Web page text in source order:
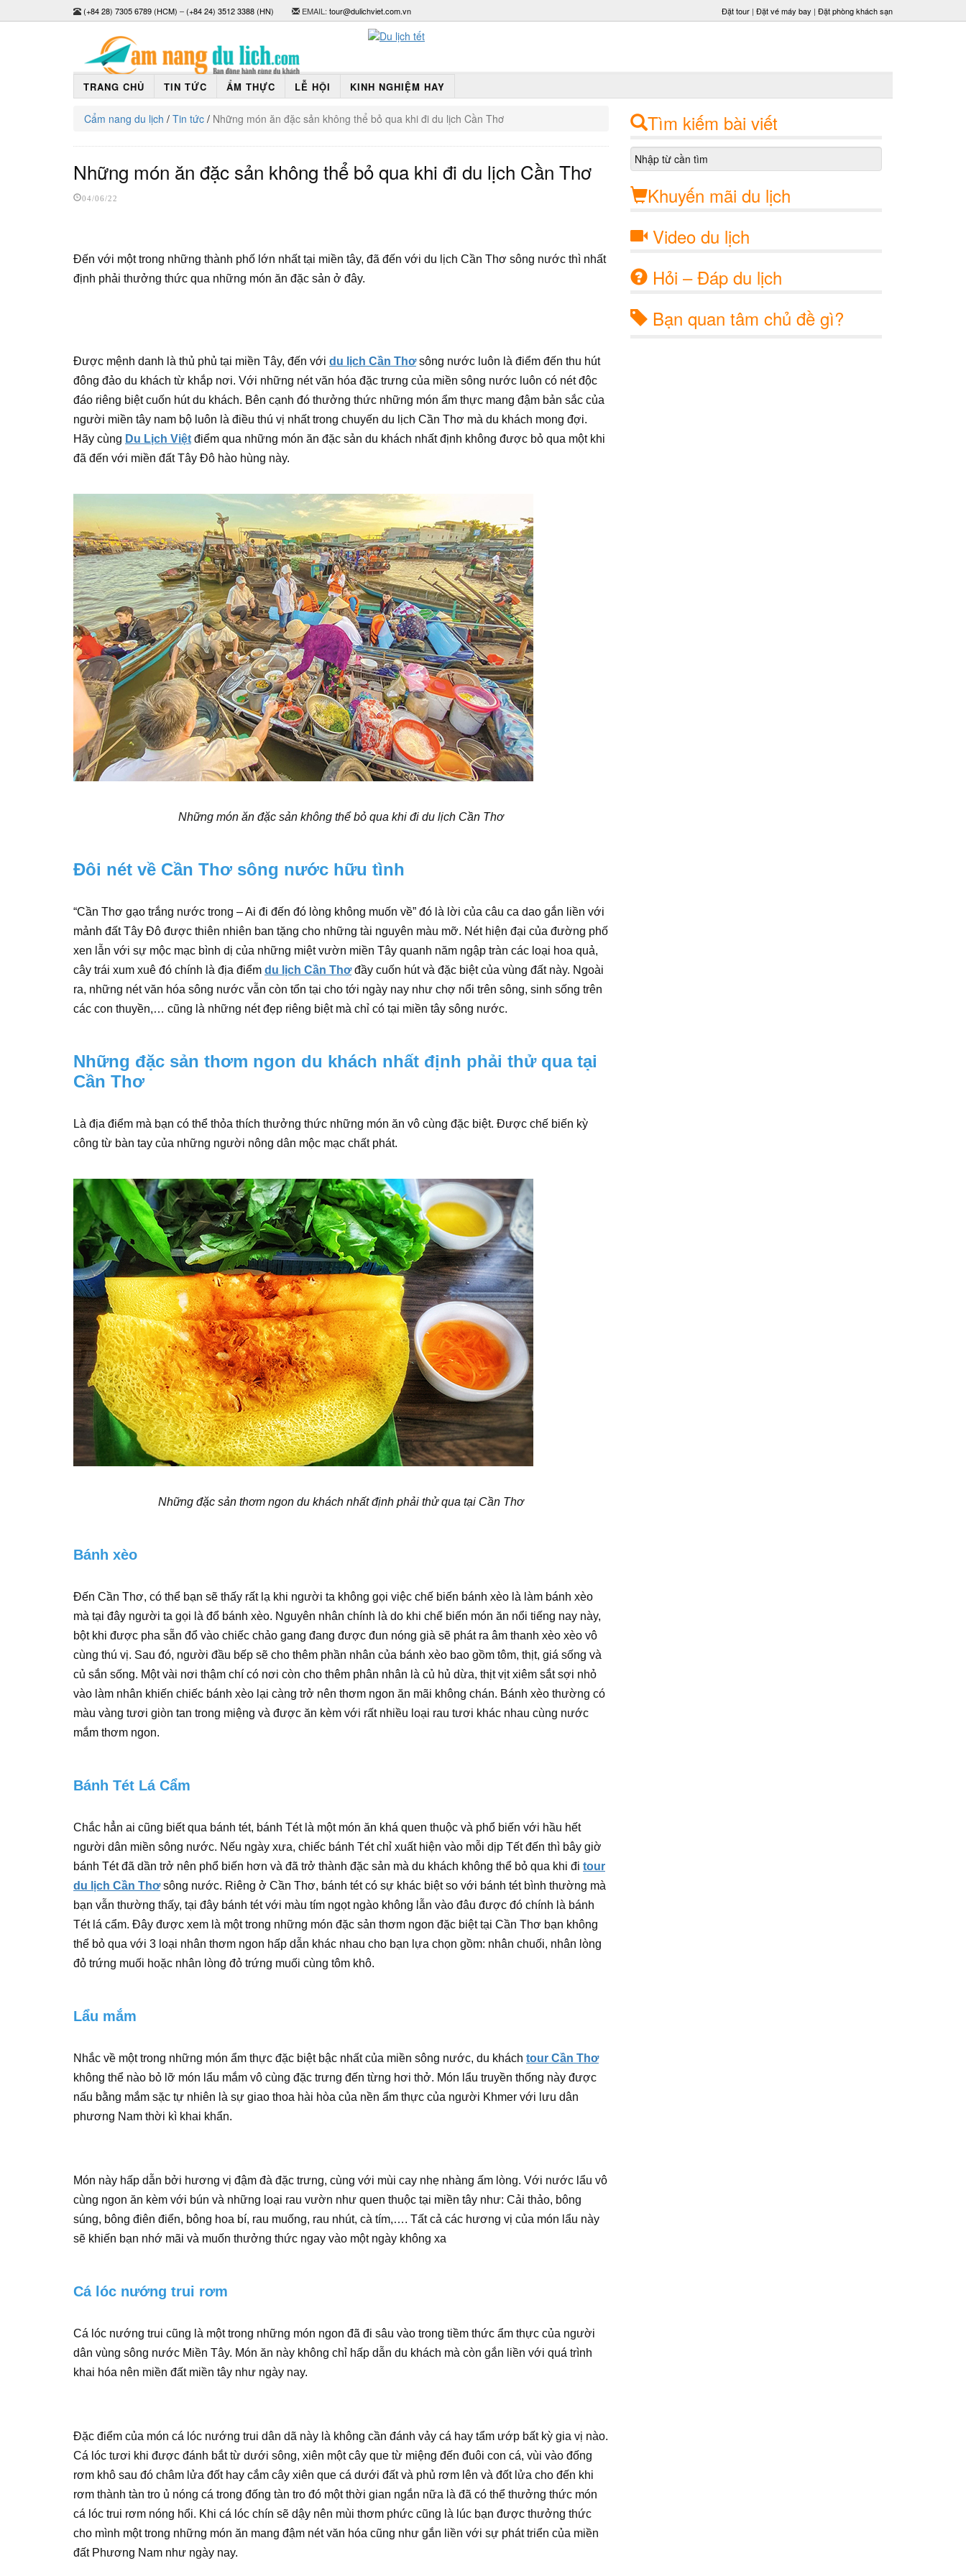
(+84 28) 7305 6789 (HCM) –(+84 24) 3512 3388 (HN) EMAIL: tour@dulichviet.com.vn Đặt tour | Đặt vé máy bay | Đặt phòng khách sạn
TRANG CHỦ TIN TỨC ẨM THỰC LỄ HỘI KINH NGHIỆM HAY
Cẩm nang du lịch / Tin tức / Những món ăn đặc sản không thể bỏ qua khi đi du lịch Cần Thơ
Những món ăn đặc sản không thể bỏ qua khi đi du lịch Cần Thơ
04/06/22
Đến với một trong những thành phố lớn nhất tại miền tây, đã đến với du lịch Cần Thơ sông nước thì nhất
định phải thưởng thức qua những món ăn đặc sản ở đây.
Được mệnh danh là thủ phủ tại miền Tây, đến với du lịch Cần Thơsông nước luôn là điểm đến thu hút
đông đảo du khách từ khắp nơi. Với những nét văn hóa đặc trưng của miền sông nước luôn có nét độc
đáo riêng biệt cuốn hút du khách. Bên cạnh đó thưởng thức những món ẩm thực mang đậm bản sắc của
người miền tây nam bộ luôn là điều thú vị nhất trong chuyến du lịch Cần Thơ mà du khách mong đợi.
Hãy cùng Du Lịch Việt điểm qua những món ăn đặc sản du khách nhất định không được bỏ qua một khi
đã đến với miền đất Tây Đô hào hùng này.
Những món ăn đặc sản không thể bỏ qua khi đi du lịch Cần Thơ
Đôi nét về Cần Thơ sông nước hữu tình
“Cần Thơ gạo trắng nước trong – Ai đi đến đó lòng không muốn về” đó là lời của câu ca dao gắn liền với
mảnh đất Tây Đô được thiên nhiên ban tặng cho những tài nguyên màu mỡ. Nét hiện đại của đường phố
xen lẫn với sự mộc mạc bình dị của những miệt vườn miền Tây quanh năm ngập tràn các loại hoa quả,
cây trái xum xuê đó chính là địa điểm du lịch Cần Thơđầy cuốn hút và đặc biệt của vùng đất này. Ngoài
ra, những nét văn hóa sông nước vẫn còn tổn tại cho tới ngày nay như chợ nổi trên sông, sinh sống trên
các con thuyền,… cũng là những nét đẹp riêng biệt mà chỉ có tại miền tây sông nước.
Những đặc sản thơm ngon du khách nhất định phải thử qua tại
Cần Thơ
Là địa điểm mà bạn có thể thỏa thích thưởng thức những món ăn vô cùng đặc biệt. Được chế biến kỳ
công từ bàn tay của những người nông dân mộc mạc chất phát.
Những đặc sản thơm ngon du khách nhất định phải thử qua tại Cần Thơ
Bánh xèo
Đến Cần Thơ, có thể bạn sẽ thấy rất lạ khi người ta không gọi việc chế biến bánh xèo là làm bánh xèo
mà tại đây người ta gọi là đổ bánh xèo. Nguyên nhân chính là do khi chế biến món ăn nổi tiếng nay này,
bột khi được pha sẵn đổ vào chiếc chảo gang đang được đun nóng già sẽ phát ra âm thanh xèo xèo vô
cùng thú vị. Sau đó, người đầu bếp sẽ cho thêm phần nhân của bánh xèo bao gồm tôm, thịt, giá sống và
củ sắn sống. Một vài nơi thậm chí có nơi còn cho thêm phân nhân là củ hủ dừa, thịt vịt xiêm sắt sợi nhỏ
vào làm nhân khiến chiếc bánh xèo lại càng trở nên thơm ngon ăn mãi không chán. Bánh xèo thường có
màu vàng tươi giòn tan trong miệng và được ăn kèm với rất nhiều loại rau tươi khác nhau cùng nước
mắm thơm ngon.
Bánh Tét Lá Cẩm
Chắc hẳn ai cũng biết qua bánh tét, bánh Tét là một món ăn khá quen thuộc và phổ biến với hầu hết
người dân miền sông nước. Nếu ngày xưa, chiếc bánh Tét chỉ xuất hiện vào mỗi dịp Tết đến thì bây giờ
bánh Tét đã dần trở nên phổ biến hơn và đã trở thành đặc sản mà du khách không thể bỏ qua khi đi tour
du lịch Cần Thơsông nước. Riêng ở Cần Thơ, bánh tét có sự khác biệt so với bánh tét bình thường mà
bạn vẫn thường thấy, tại đây bánh tét với màu tím ngọt ngào không lẫn vào đâu được đó chính là bánh
Tét lá cẩm. Đây được xem là một trong những món đặc sản thơm ngon đặc biệt tại Cần Thơ bạn không
thể bỏ qua với 3 loại nhân thơm ngon hấp dẫn khác nhau cho bạn lựa chọn gồm: nhân chuối, nhân lòng
đỏ trứng muối hoặc nhân lòng đỏ trứng muối cùng tôm khô.
Lẩu mắm
Nhắc về một trong những món ẩm thực đặc biệt bậc nhất của miền sông nước, du khách tour Cần Thơ
không thể nào bỏ lỡ món lẩu mắm vô cùng đặc trưng đến từng hơi thở. Món lẩu truyền thống này được
nấu bằng mắm sặc tự nhiên là sự giao thoa hài hòa của nền ẩm thực của người Khmer với lưu dân
phương Nam thời kì khai khẩn.
Món này hấp dẫn bởi hương vị đậm đà đặc trưng, cùng với mùi cay nhẹ nhàng ấm lòng. Với nước lẩu vô
cùng ngon ăn kèm với bún và những loại rau vườn như quen thuộc tại miền tây như: Cải thảo, bông
súng, bông điên điển, bông hoa bí, rau muống, rau nhút, cà tím,…. Tất cả các hương vị của món lẩu này
sẽ khiến bạn nhớ mãi và muốn thưởng thức ngay vào một ngày không xa
Cá lóc nướng trui rơm
Cá lóc nướng trui cũng là một trong những món ngon đã đi sâu vào trong tiềm thức ẩm thực của người
dân vùng sông nước Miền Tây. Món ăn này không chỉ hấp dẫn du khách mà còn gắn liền với quá trình
khai hóa nên miền đất miền tây như ngày nay.
Đặc điểm của món cá lóc nướng trui dân dã này là không cần đánh vảy cá hay tẩm ướp bất kỳ gia vị nào.
Cá lóc tươi khi được đánh bắt từ dưới sông, xiên một cây que từ miệng đến đuôi con cá, vùi vào đống
rơm khô sau đó châm lửa đốt hay cắm cây xiên que cá dưới đất và phủ rơm lên và đốt lửa cho đến khi
rơm thành tàn tro ủ nóng cá trong đống tàn tro đó một thời gian ngắn nữa là đã có thể thưởng thức món
cá lóc trui rơm nóng hổi. Khi cá lóc chín sẽ dậy nên mùi thơm phức cũng là lúc bạn được thưởng thức
cho mình một trong những món ăn mang đậm nét văn hóa cũng như gắn liền với sự phát triển của miền
đất Phương Nam như ngày nay.
Tìm kiếm bài viết
Khuyến mãi du lịch
Video du lịch
Hỏi – Đáp du lịch
Bạn quan tâm chủ đề gì?